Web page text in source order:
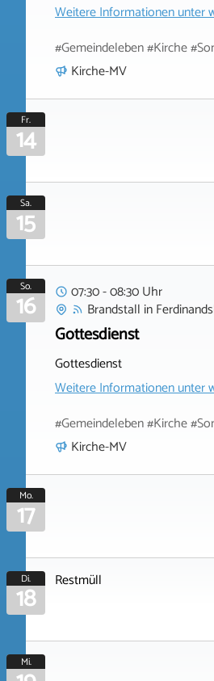
Weitere Informationen unter
#Gemeindeleben #Kirche
Kirche-MV
Fr.
14
Sa.
15
So.
16
07:30 - 08:30 Uhr
Brandstall in
Gottesdienst
Gottesdienst
Weitere Informationen unter
#Gemeindeleben #Kirche
Kirche-MV
Mo.
17
Di.
18 Restmüll
Mi.